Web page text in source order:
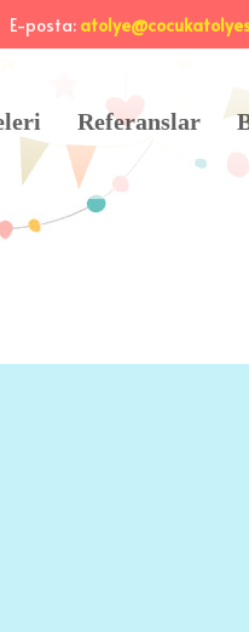
E-posta:
Referanslar